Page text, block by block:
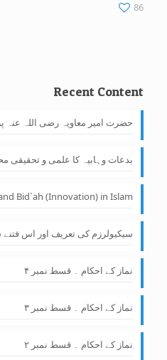
86
Recent Content
حضرت امیر معاویہ رضی اللہ عنہ
بدعات وہابیہ کا علمی و تحقیقی
Bid`ah (Innovation) in Islam
سیکیولرزم کی تعریف اور اس
نماز کے احکام ۔ قسط نمبر ۴
نماز کے احکام ۔ قسط نمبر ۳
نماز کے احکام ۔ قسط نمبر ۲